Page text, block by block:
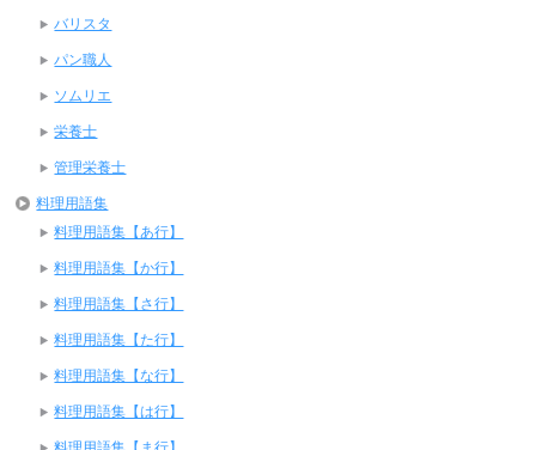
バリスタ
パン職人
ソムリエ
栄養士
管理栄養士
料理用語集
料理用語集【あ行】
料理用語集【か行】
料理用語集【さ行】
料理用語集【た行】
料理用語集【な行】
料理用語集【は行】